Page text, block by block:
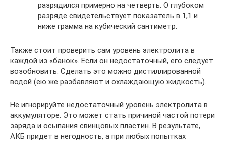
разрядился примерно на четверть. О глубоком
разряде свидетельствует показатель в 1,1 и
ниже грамма на кубический сантиметр.
Также стоит проверить сам уровень электролита в
каждой из «банок». Если он недостаточный, его следует
возобновить. Сделать это можно дистиллированной
водой (ею же разбавляют и охлаждающую жидкость).
Не игнорируйте недостаточный уровень электролита в
аккумуляторе. Это может стать причиной частой потери
заряда и осыпания свинцовых пластин. В результате,
АКБ придет в негодность, а при любых попытках